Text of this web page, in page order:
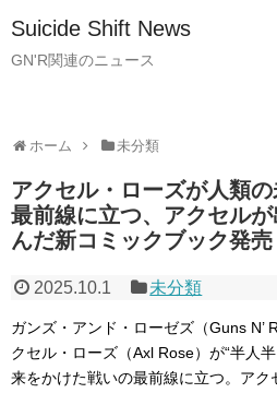
Suicide Shift News
GN'R関連のニュース
ホーム 未分類
アクセル・ローズが人類
最前線に立つ、アクセル
んだ新コミックブック発売
2025.10.1 未分類
ガンズ・アンド・ローゼズ（Guns N’
クセル・ローズ（Axl Rose）が“半人
来をかけた戦いの最前線に立つ。ア